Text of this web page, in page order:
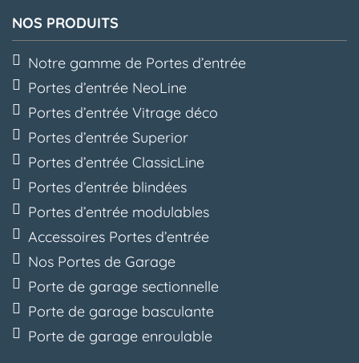
NOS PRODUITS
Notre gamme de Portes d’entrée
Portes d’entrée NeoLine
Portes d’entrée Vitrage déco
Portes d’entrée Superior
Portes d’entrée ClassicLine
Portes d’entrée blindées
Portes d’entrée modulables
Accessoires Portes d’entrée
Nos Portes de Garage
Porte de garage sectionnelle
Porte de garage basculante
Porte de garage enroulable